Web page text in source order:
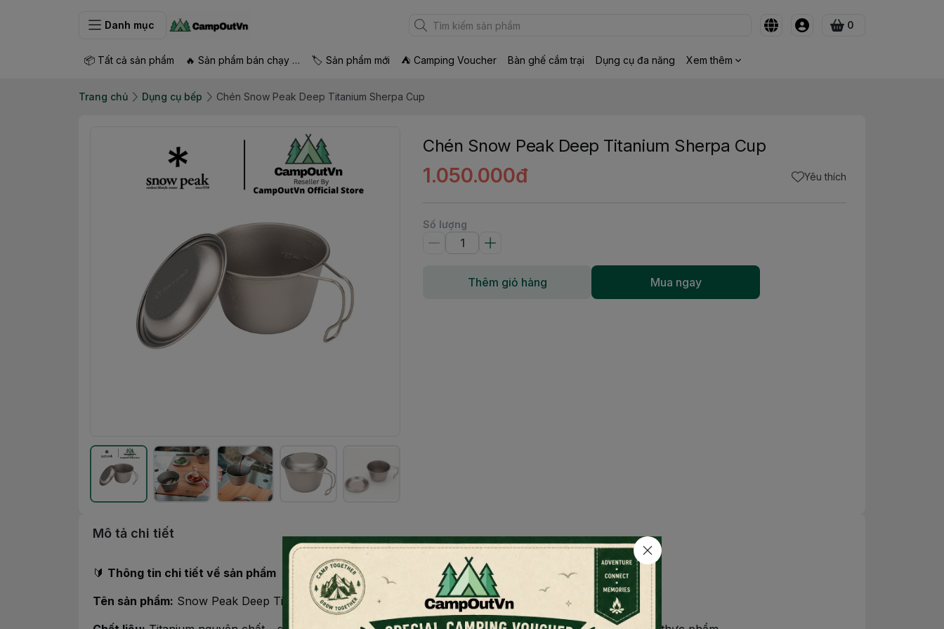
Danh mục 0
📦 Tất cả sản phẩm 🔥 Sản phẩm bán chạy nhất 🏷 Sản phẩm mới ⛺ Camping Voucher Bàn ghế cắm trại Dụng cụ đa năng Xem thêm
Trang chủ Dụng cụ bếp Chén Snow Peak Deep Titanium Sherpa Cup
Chén Snow Peak Deep Titanium Sherpa Cup
1.050.000đ Yêu thích
Số lượng
Thêm giỏ hàng Mua ngay
Mô tả chi tiết
🔰 Thông tin chi tiết về sản phẩm
Tên sản phẩm: Snow Peak Deep Titanium Sherpa Cup